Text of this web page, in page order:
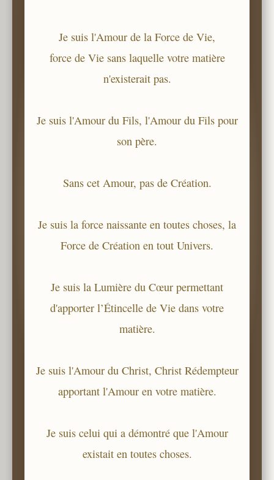
Je suis l'Amour de la Force de Vie,
force de Vie sans laquelle votre matière
n'existerait pas.
Je suis l'Amour du Fils, l'Amour du Fils pour
son père.
Sans cet Amour, pas de Création.
Je suis la force naissante en toutes choses, la
Force de Création en tout Univers.
Je suis la Lumière du Cœur permettant
d'apporter l’Étincelle de Vie dans votre
matière.
Je suis l'Amour du Christ, Christ Rédempteur
apportant l'Amour en votre matière.
Je suis celui qui a démontré que l'Amour
existait en toutes choses.